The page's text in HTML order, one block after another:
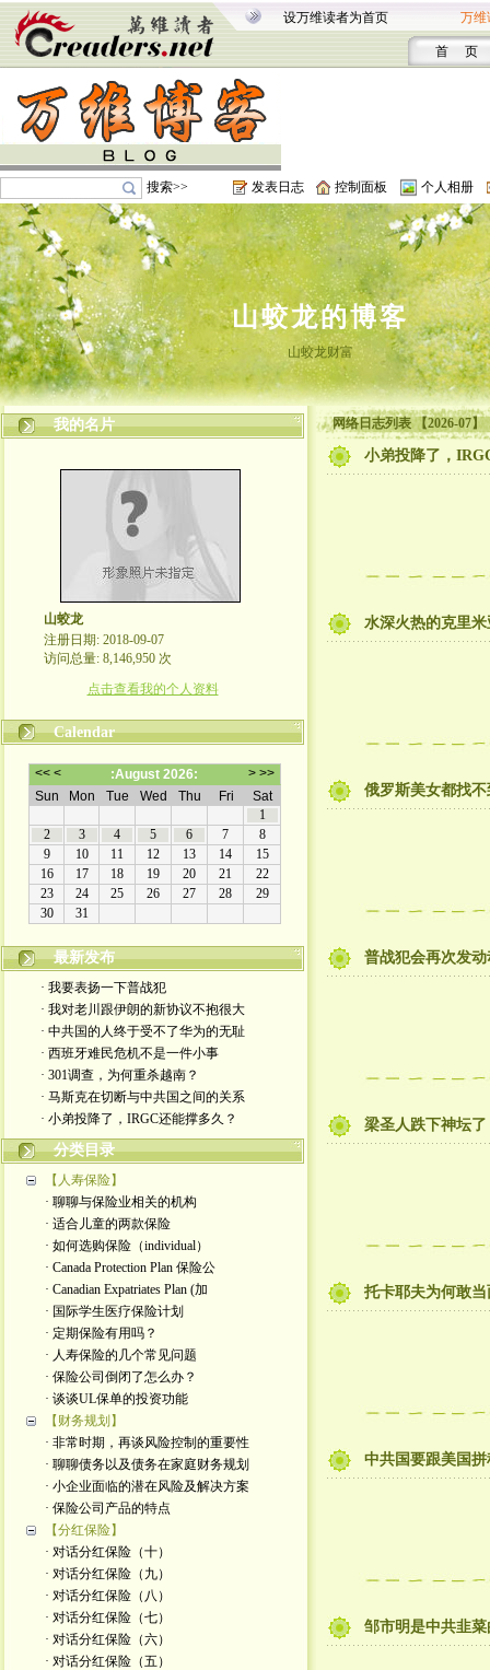
设万维读者为首页 万维
首 页
搜索>> 发表日志 控制面板 个人相册
山蛟龙的博客
山蛟龙财富
我的名片
山蛟龙
注册日期: 2018-09-07
访问总量: 8,146,950 次
点击查看我的个人资料
Calendar
最新发布
· 我要表扬一下普战犯
· 我对老川跟伊朗的新协议不抱很大
· 中共国的人终于受不了华为的无耻
· 西班牙难民危机不是一件小事
· 301调查，为何重杀越南？
· 马斯克在切断与中共国之间的关系
· 小弟投降了，IRGC还能撑多久？
分类目录
【人寿保险】
· 聊聊与保险业相关的机构
· 适合儿童的两款保险
· 如何选购保险（individual）
· Canada Protection Plan 保险公
· Canadian Expatriates Plan (加
· 国际学生医疗保险计划
· 定期保险有用吗？
· 人寿保险的几个常见问题
· 保险公司倒闭了怎么办？
· 谈谈UL保单的投资功能
【财务规划】
· 非常时期，再谈风险控制的重要性
· 聊聊债务以及债务在家庭财务规划
· 小企业面临的潜在风险及解决方案
· 保险公司产品的特点
【分红保险】
· 对话分红保险（十）
· 对话分红保险（九）
· 对话分红保险（八）
· 对话分红保险（七）
· 对话分红保险（六）
· 对话分红保险（五）
网络日志列表 【2026-07】
小弟投降了，
水深火热的克里米
俄罗斯美女都找
普战犯会再次发
梁圣人跌下神坛了
托卡耶夫为何敢
中共国要跟美国拼
邹市明是中共韭